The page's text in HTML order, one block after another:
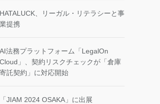
HATALUCK、リーガル・リテラシーと事
業提携
AI法務プラットフォーム「LegalOn
Cloud」、契約リスクチェックが「倉庫
寄託契約」に対応開始
「JIAM 2024 OSAKA」に出展